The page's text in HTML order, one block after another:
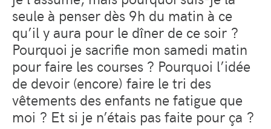
seule à penser dès 9h du matin à ce
qu’il y aura pour le dîner de ce soir ?
Pourquoi je sacrifie mon samedi matin
pour faire les courses ? Pourquoi l’idée
de devoir (encore) faire le tri des
vêtements des enfants ne fatigue que
moi ? Et si je n’étais pas faite pour ça ?